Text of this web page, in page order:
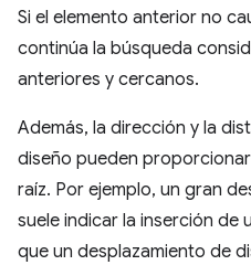
Si el elemento anterior no
continúa la búsqueda
anteriores y cercanos.
Además, la dirección y la
diseño pueden
raíz. Por ejemplo, un gran
suele indicar la inserción de
que un desplazamiento de